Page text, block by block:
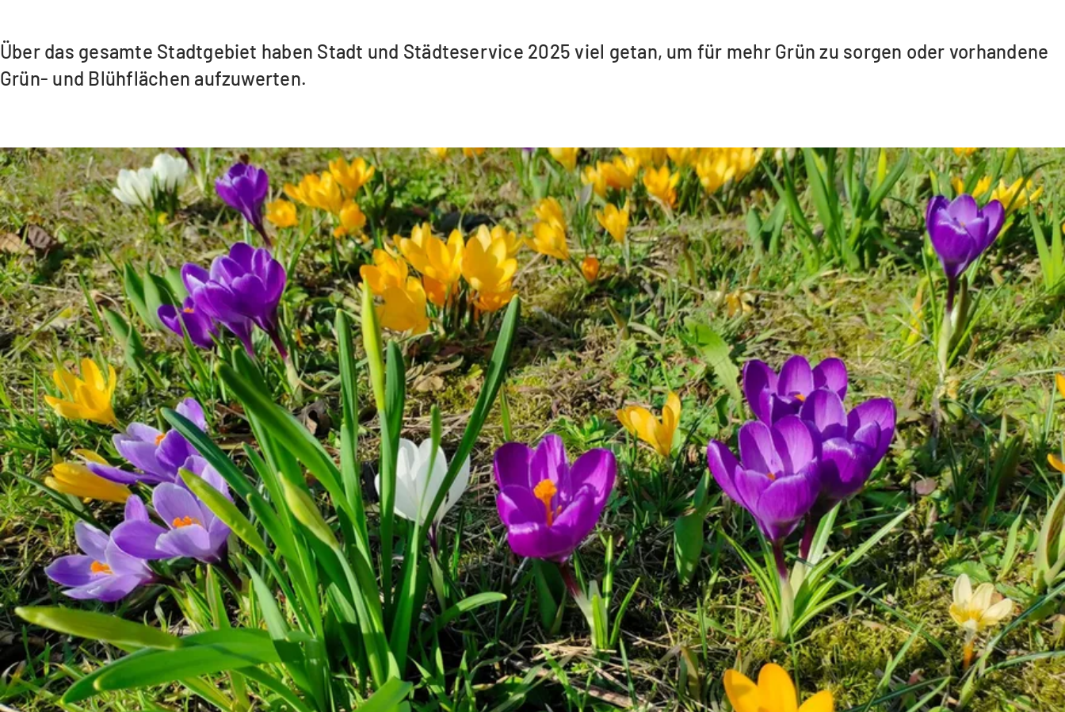
Über das gesamte Stadtgebiet haben Stadt und Städteservice 2025 viel getan, um für mehr Grün zu sorgen oder vorhandene
Grün- und Blühflächen aufzuwerten.